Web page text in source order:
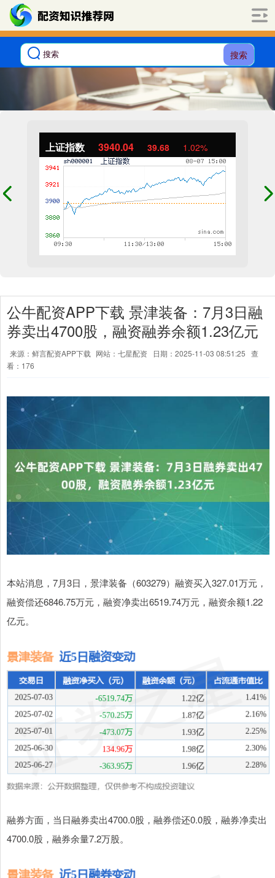
搜索
上证指数 3940.04 39.68 1.02%
公牛配资APP下载 景津装备：7月3日融
券卖出4700股，融资融券余额1.23亿元
来源：鲜言配资APP下载 网站：七星配资 日期：2025-11-03 08:51:25 查
看：176
本站消息，7月3日，景津装备（603279）融资买入327.01万元，
融资偿还6846.75万元，融资净卖出6519.74万元，融资余额1.22
亿元。
融券方面，当日融券卖出4700.0股，融券偿还0.0股，融券净卖出
4700.0股，融券余量7.2万股。